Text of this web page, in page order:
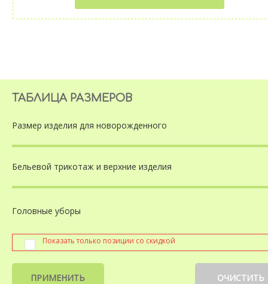
ТАБЛИЦА РАЗМЕРОВ
Размер изделия для новорожденного
Бельевой трикотаж и верхние изделия
Головные уборы
Показать только позиции со скидкой
ПРИМЕНИТЬ ОЧИСТИТЬ